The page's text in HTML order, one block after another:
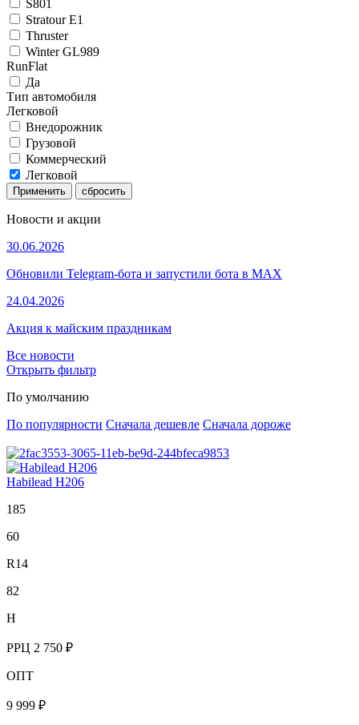
S801
Stratour E1
Thruster
Winter GL989
RunFlat
Да
Тип автомобиля
Легковой
Внедорожник
Грузовой
Коммерческий
Легковой
Применить
Новости и акции
30.06.2026
Обновили Telegram-бота и запустили бота в MAX
24.04.2026
Акция к майским праздникам
Все новости
Открыть фильтр
По умолчанию
По популярности Сначала дешевле Сначала дороже
Habilead H206
185
60
R14
82
H
РРЦ 2 750 ₽
ОПТ
9 999 ₽